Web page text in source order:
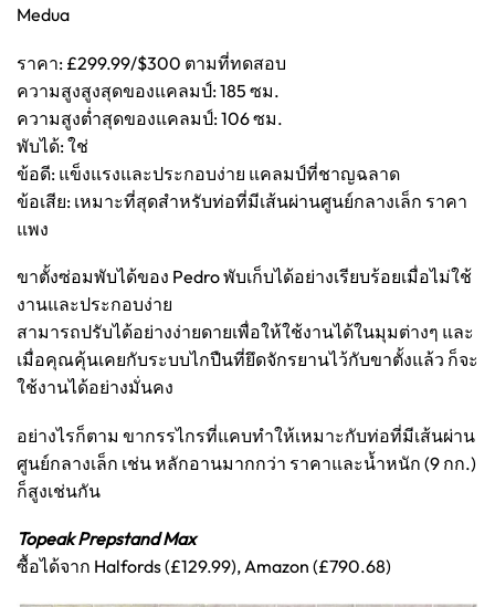
Medua
ราคา: £299.99/$300 ตามที่ทดสอบ
ความสูงสูงสุดของแคลมป์: 185 ซม.
ความสูงต่ำสุดของแคลมป์: 106 ซม.
พับได้: ใช่
ข้อดี: แข็งแรงและประกอบง่าย แคลมป์ที่ชาญฉลาด
ข้อเสีย: เหมาะที่สุดสำหรับท่อที่มีเส้นผ่านศูนย์กลางเล็ก ราคา
แพง
ขาตั้งซ่อมพับได้ของ Pedro พับเก็บได้อย่างเรียบร้อยเมื่อไม่ใช้
งานและประกอบง่าย
สามารถปรับได้อย่างง่ายดายเพื่อให้ใช้งานได้ในมุมต่างๆ และ
เมื่อคุณคุ้นเคยกับระบบไกปืนที่ยึดจักรยานไว้กับขาตั้งแล้ว ก็จะ
ใช้งานได้อย่างมั่นคง
อย่างไรก็ตาม ขากรรไกรที่แคบทำให้เหมาะกับท่อที่มีเส้นผ่าน
ศูนย์กลางเล็ก เช่น หลักอานมากกว่า ราคาและน้ำหนัก (9 กก.)
ก็สูงเช่นกัน
Topeak Prepstand Max
ซื้อได้จาก Halfords (£129.99), Amazon (£790.68)